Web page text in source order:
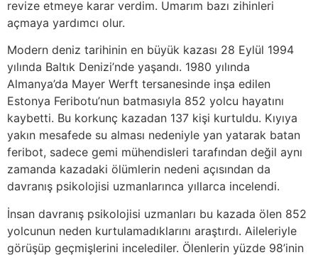
revize etmeye karar verdim. Umarım bazı zihinleri
açmaya yardımcı olur.
Modern deniz tarihinin en büyük kazası 28 Eylül 1994
yılında Baltık Denizi’nde yaşandı. 1980 yılında
Almanya’da Mayer Werft tersanesinde inşa edilen
Estonya Feribotu’nun batmasıyla 852 yolcu hayatını
kaybetti. Bu korkunç kazadan 137 kişi kurtuldu. Kıyıya
yakın mesafede su alması nedeniyle yan yatarak batan
feribot, sadece gemi mühendisleri tarafından değil aynı
zamanda kazadaki ölümlerin nedeni açısından da
davranış psikolojisi uzmanlarınca yıllarca incelendi.
İnsan davranış psikolojisi uzmanları bu kazada ölen 852
yolcunun neden kurtulamadıklarını araştırdı. Aileleriyle
görüşüp geçmişlerini incelediler. Ölenlerin yüzde 98’inin